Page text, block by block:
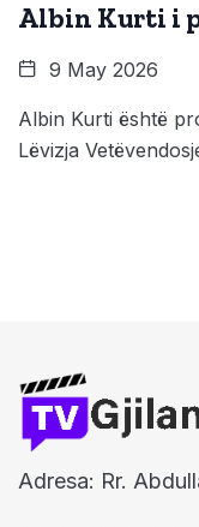
Albin Kurti i
9 May 2026
Albin Kurti është
Lëvizja
Adresa: Rr.